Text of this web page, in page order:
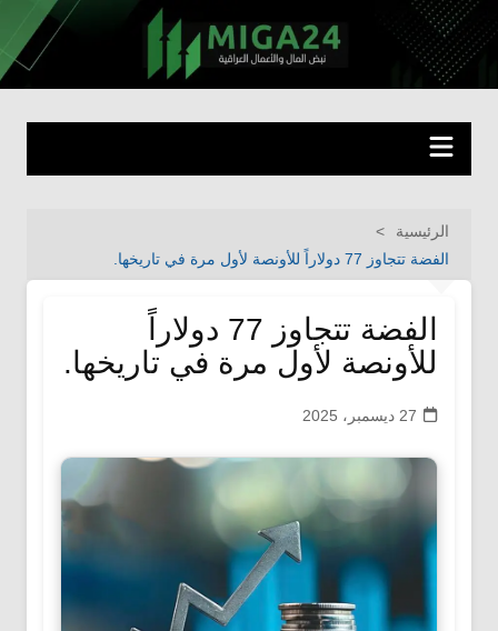
التجاوز
إلى
المحتوى
miga24.com نبض المال والأعمال العراقية
الرئيسية
الفضة تتجاوز 77 دولاراً للأونصة لأول مرة في تاريخها.
الفضة تتجاوز 77 دولاراً
للأونصة لأول مرة في تاريخها.
27 ديسمبر، 2025